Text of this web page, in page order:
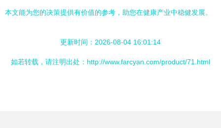
本文能为您的决策提供有价值的参考，助您在健康产业中稳健发展。
更新时间：2026-08-04 16:01:14
如若转载，请注明出处：http://www.farcyan.com/product/71.html